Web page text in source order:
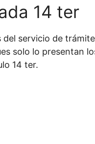
14 ter
servicio de
solo lo presentan
14 ter.